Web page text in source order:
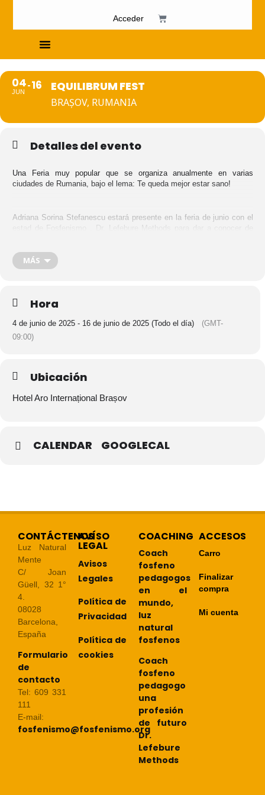
Acceder
04
JUN 16 EQUILIBRUM FEST
BRAȘOV, RUMANIA
Detalles del evento
Una Feria muy popular que se organiza anualmente en varias
ciudades de Rumania, bajo el lema: Te queda mejor estar sano!
Adriana Sorina Stefanescu estará presente en la feria de junio con el
estad de Fosfenismo , Dr. Lefebure Methods para dar a conocer de
naturales, medicina integrativa, terapias complementarias y
por parte de los exposantes.
MÁS
Hora
4 de junio de 2025 - 16 de junio de 2025 (Todo el día)
(GMT-
09:00)
Ubicación
Hotel Aro Internațional Brașov
CALENDAR GOOGLECAL
CONTÁCTENOS
Luz Natural
Mente
C/ Joan
Güell, 32 1°
4.
08028
Barcelona,
España
Formulario
de
contacto
Tel: 609 331
111
E-mail:
fosfenismo@fosfenismo.org
AVÍSO
LEGAL
Avisos
Legales
Política de
Privacidad
Política de
cookies
COACHING
Coach
fosfeno
pedagogos
en el
mundo,
luz
natural
fosfenos
Coach
fosfeno
pedagogo
una
profesión
de futuro
Dr.
Lefebure
Methods
ACCESOS
Carro
Finalizar
compra
Mi cuenta